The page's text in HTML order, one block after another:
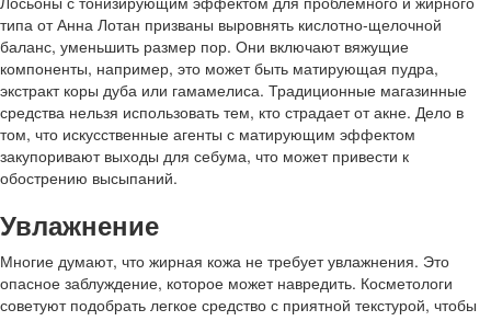
типа от Анна Лотан призваны выровнять кислотно-щелочной
баланс, уменьшить размер пор. Они включают вяжущие
компоненты, например, это может быть матирующая пудра,
экстракт коры дуба или гамамелиса. Традиционные магазинные
средства нельзя использовать тем, кто страдает от акне. Дело в
том, что искусственные агенты с матирующим эффектом
закупоривают выходы для себума, что может привести к
обострению высыпаний.
Увлажнение
Многие думают, что жирная кожа не требует увлажнения. Это
опасное заблуждение, которое может навредить. Косметологи
советуют подобрать легкое средство с приятной текстурой, чтобы